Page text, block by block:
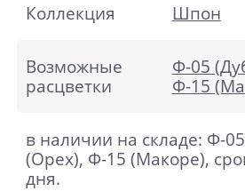
Коллекция Шпон
Возможные
расцветки
Ф-05
Ф-15
в наличии на складе: Ф-
(Орех), Ф-15 (Макоре),
дня.